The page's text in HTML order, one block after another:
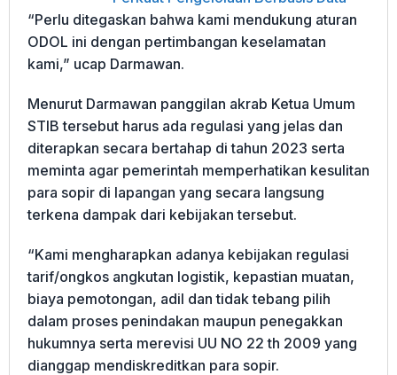
“Perlu ditegaskan bahwa kami mendukung aturan
ODOL ini dengan pertimbangan keselamatan
kami,” ucap Darmawan.
Menurut Darmawan panggilan akrab Ketua Umum
STIB tersebut harus ada regulasi yang jelas dan
diterapkan secara bertahap di tahun 2023 serta
meminta agar pemerintah memperhatikan kesulitan
para sopir di lapangan yang secara langsung
terkena dampak dari kebijakan tersebut.
“Kami mengharapkan adanya kebijakan regulasi
tarif/ongkos angkutan logistik, kepastian muatan,
biaya pemotongan, adil dan tidak tebang pilih
dalam proses penindakan maupun penegakkan
hukumnya serta merevisi UU NO 22 th 2009 yang
dianggap mendiskreditkan para sopir.